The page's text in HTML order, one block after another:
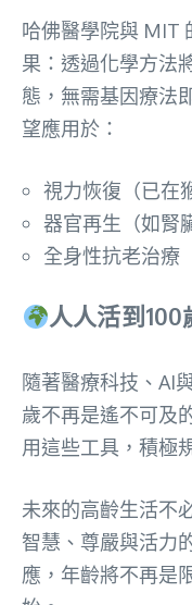
哈佛醫學院與 MIT
果：透過化學方法
態，無需基因療法
望應用於：
視力恢復（已在
器官再生（如腎
全身性抗老治療
人人活到
隨著醫療科技、AI
歲不再是遙不可及
用這些工具，積極
未來的高齡生活不
智慧、尊嚴與活力
應，年齡將不再是